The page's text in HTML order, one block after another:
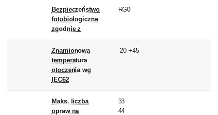
Bezpieczeństwo
fotobiologiczne
zgodnie z
RG0
Znamionowa
temperatura
otoczenia wg
IEC62
-20-+45
Maks. liczba
opraw na
33
44